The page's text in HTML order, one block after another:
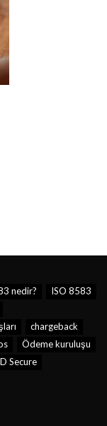
nedir?
ISO 8583
chargeback
Ödeme kuruluşu
Secure